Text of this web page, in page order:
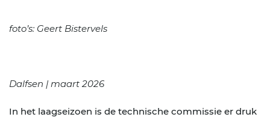
foto’s: Geert Bistervels
Dalfsen | maart 2026
In het laagseizoen is de technische commissie er druk